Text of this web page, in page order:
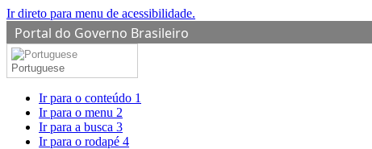
Ir direto para menu de acessibilidade.
Portal do Governo Brasileiro
Portuguese
Ir para o conteúdo 1
Ir para o menu 2
Ir para a busca 3
Ir para o rodapé 4